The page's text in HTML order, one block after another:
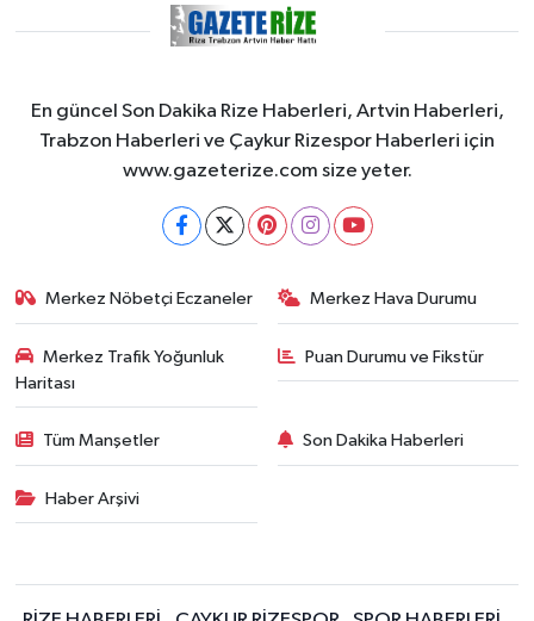
En güncel Son Dakika Rize Haberleri, Artvin Haberleri,
Trabzon Haberleri ve Çaykur Rizespor Haberleri için
www.gazeterize.com size yeter.
Merkez Nöbetçi Eczaneler Merkez Hava Durumu
Merkez Trafik Yoğunluk
Haritası
Puan Durumu ve Fikstür
Tüm Manşetler Son Dakika Haberleri
Haber Arşivi